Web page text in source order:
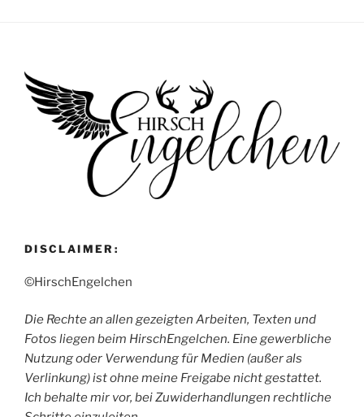
DISCLAIMER:
©HirschEngelchen
Die Rechte an allen gezeigten Arbeiten, Texten und
Fotos liegen beim HirschEngelchen. Eine gewerbliche
Nutzung oder Verwendung für Medien (außer als
Verlinkung) ist ohne meine Freigabe nicht gestattet.
Ich behalte mir vor, bei Zuwiderhandlungen rechtliche